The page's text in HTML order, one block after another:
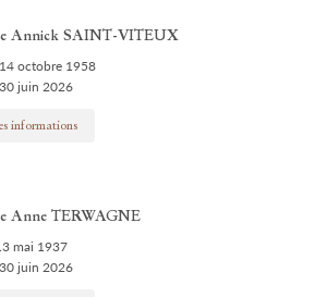
Annick SAINT-VITEUX
octobre 1958
juin 2026
informations
Anne TERWAGNE
mai 1937
juin 2026